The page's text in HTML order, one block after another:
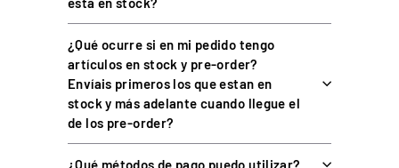
Estructura metálica soldada y
pintada (acero)
Inclinación y posición de
asiento; altura, inclinación y
deslizamiento de pedales;
¿Qué ocurre si en mi pedido tengo
artículos en stock y pre-order?
Envíais primeros los que estan en
stock y más adelante cuando llegue el
de los pre-order?
¿Qué métodos de pago puedo utilizar?